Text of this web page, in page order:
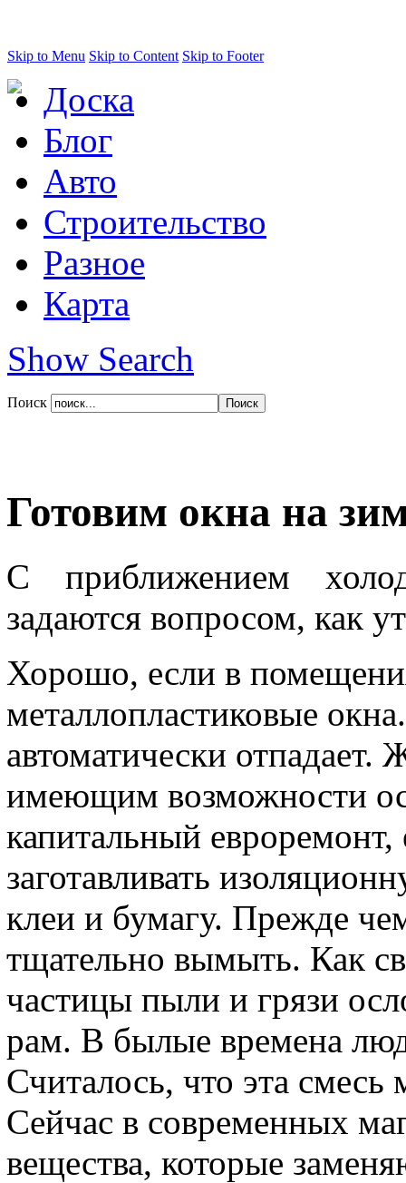
Skip to Menu Skip to Content Skip to Footer
Доска
Блог
Авто
Строительство
Разное
Карта
Show Search
Поиск
Готовим окна на
С приближением
задаются вопросом, как
Хорошо, если в
металлопластиковые
автоматически
имеющим возможности
капитальный
заготавливать
клеи и бумагу. Прежде
тщательно вымыть. Как
частицы пыли и грязи
рам. В былые времена
Считалось, что эта
Сейчас в современных
вещества, которые